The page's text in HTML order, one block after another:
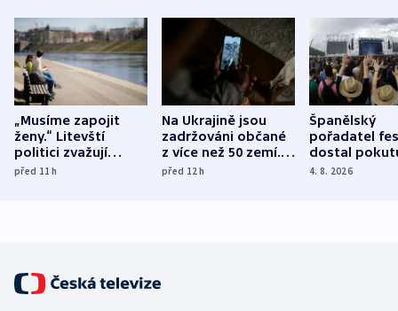
„Musíme zapojit
ženy.“ Litevští
politici zvažují
dohodu o
před 11h
Na Ukrajině jsou
zadržováni občané
z více než 50 zemí.
Bojovali na straně
před 12h
Španělský
pořadatel
dostal
nekalé
4. 8. 2026